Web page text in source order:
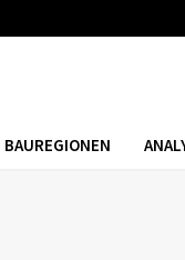
BAUREGIONEN